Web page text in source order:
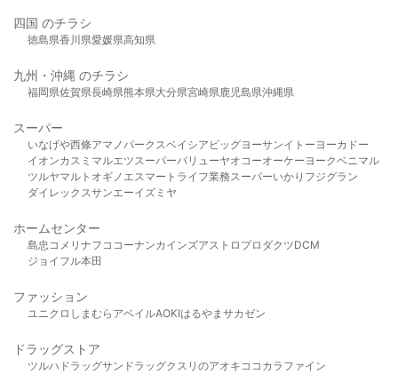
四国 のチラシ
徳島県香川県愛媛県高知県
九州・沖縄 のチラシ
福岡県佐賀県長崎県熊本県大分県宮崎県鹿児島県沖縄県
スーパー
いなげや西條アマノパークスベイシア ビッグヨーサンイトーヨーカドー
イオンカスミ マルエツスーパーバリューヤオコーオーケー ヨークベニマル
ツルヤマルト オギノ エスマート ライフ業務スーパーいかり フジグラン
ダイレックスサンエーイズミヤ
ホームセンター
島忠 コメリ ナフコ コーナンカインズアストロプロダクツDCM
ジョイフル本田
ファッション
ユニクロ しまむら アベイルAOKIはるやま サカゼン
ドラッグストア
ツルハドラッグサンドラッグクスリのアオキ ココカラファイン